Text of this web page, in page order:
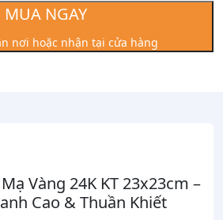
MUA NGAY
nơi hoặc nhận tại cửa hàng
Vàng 24K KT 23x23cm –
Cao & Thuần Khiết